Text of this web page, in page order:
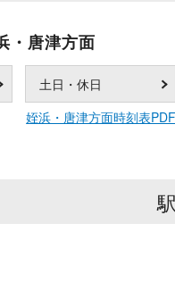
・唐津方面
土日・休日
姪浜・唐津方面時刻表PDF